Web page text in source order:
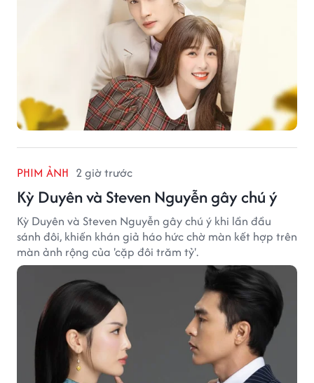
PHIM ẢNH 2 giờ trước
Kỳ Duyên và Steven Nguyễn gây chú ý
Kỳ Duyên và Steven Nguyễn gây chú ý khi lần đầu
sánh đôi, khiến khán giả háo hức chờ màn kết hợp trên
màn ảnh rộng của 'cặp đôi trăm tỷ'.